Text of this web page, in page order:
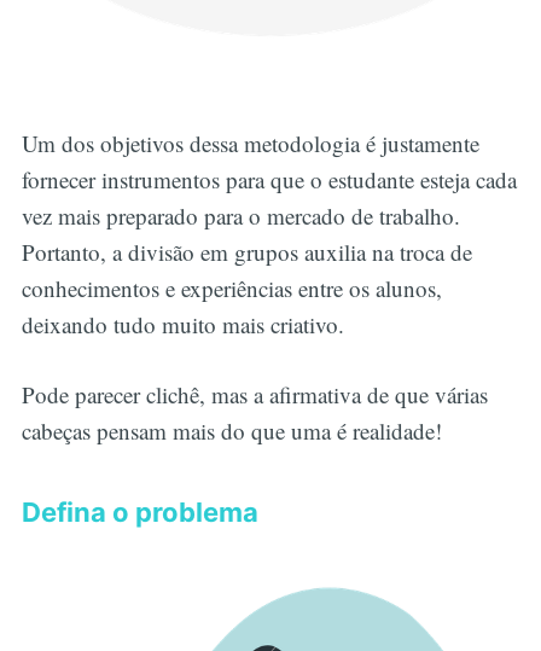
Um dos objetivos dessa metodologia é justamente
fornecer instrumentos para que o estudante esteja cada
vez mais preparado para o mercado de trabalho.
Portanto, a divisão em grupos auxilia na troca de
conhecimentos e experiências entre os alunos,
deixando tudo muito mais criativo.
Pode parecer clichê, mas a afirmativa de que várias
cabeças pensam mais do que uma é realidade!
Defina o problema